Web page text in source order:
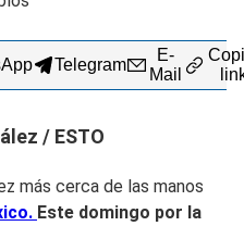
Telegram
E-
Mail
/ ESTO
más cerca de las manos
Este domingo por la